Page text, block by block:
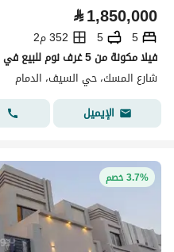
⃁1,850,000
5
5
352 م2
فيلا مكونة من 5 غرف نوم للبيع في السيف، الدمام
شارع المسك، حي السيف، الدمام
الإيميل
3.7% خصم